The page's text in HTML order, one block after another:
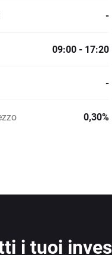
-
09:00 - 17:20
-
0,30%
i tuoi